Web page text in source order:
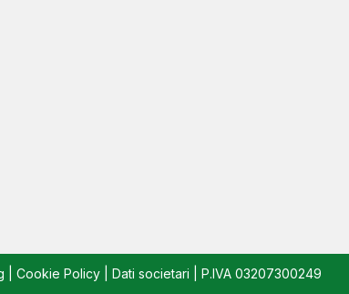
Cookie Policy Dati societari | P.IVA 03207300249